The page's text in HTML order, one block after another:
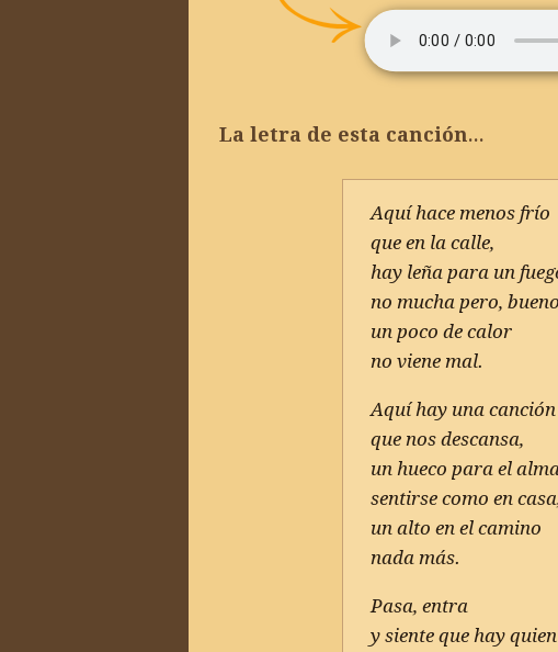
La letra de esta canción…
Aquí hace menos frío
que en la calle,
hay leña para un
no mucha pero,
un poco de calor
no viene mal.
Aquí hay una canción
que nos descansa,
un hueco para el
sentirse como en
un alto en el camino
nada más.
Pasa, entra
y siente que hay